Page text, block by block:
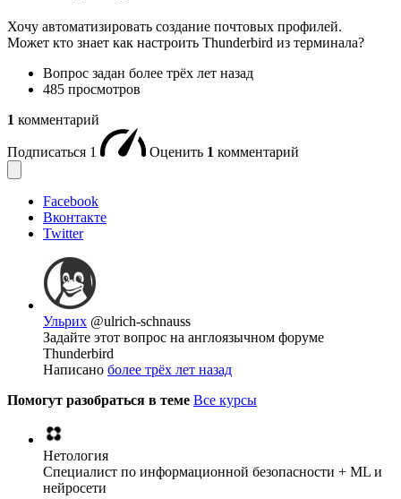
Хочу автоматизировать создание почтовых профилей.
Может кто знает как настроить Thunderbird из терминала?
Вопрос задан более трёх лет назад
485 просмотров
1 комментарий
Подписаться 1 Оценить 1 комментарий
Facebook
Вконтакте
Twitter
Ульрих @ulrich-schnauss
Задайте этот вопрос на англоязычном форуме
Thunderbird
Написано более трёх лет назад
Помогут разобраться в теме Все курсы
Нетология
Специалист по информационной безопасности + ML и
нейросети